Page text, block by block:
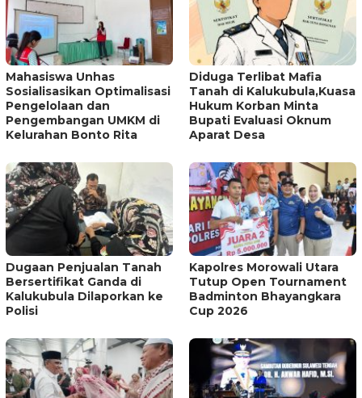
Mahasiswa Unhas
Sosialisasikan Optimalisasi
Pengelolaan dan
Pengembangan UMKM di
Kelurahan Bonto Rita
Diduga Terlibat Mafia
Tanah di Kalukubula,Kuasa
Hukum Korban Minta
Bupati Evaluasi Oknum
Aparat Desa
Dugaan Penjualan Tanah
Bersertifikat Ganda di
Kalukubula Dilaporkan ke
Polisi
Kapolres Morowali Utara
Tutup Open Tournament
Badminton Bhayangkara
Cup 2026